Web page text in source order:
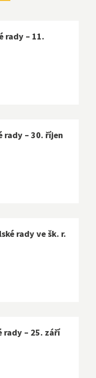
rady – 11.
rady – 30. říjen
rady ve šk. r.
rady – 25. září